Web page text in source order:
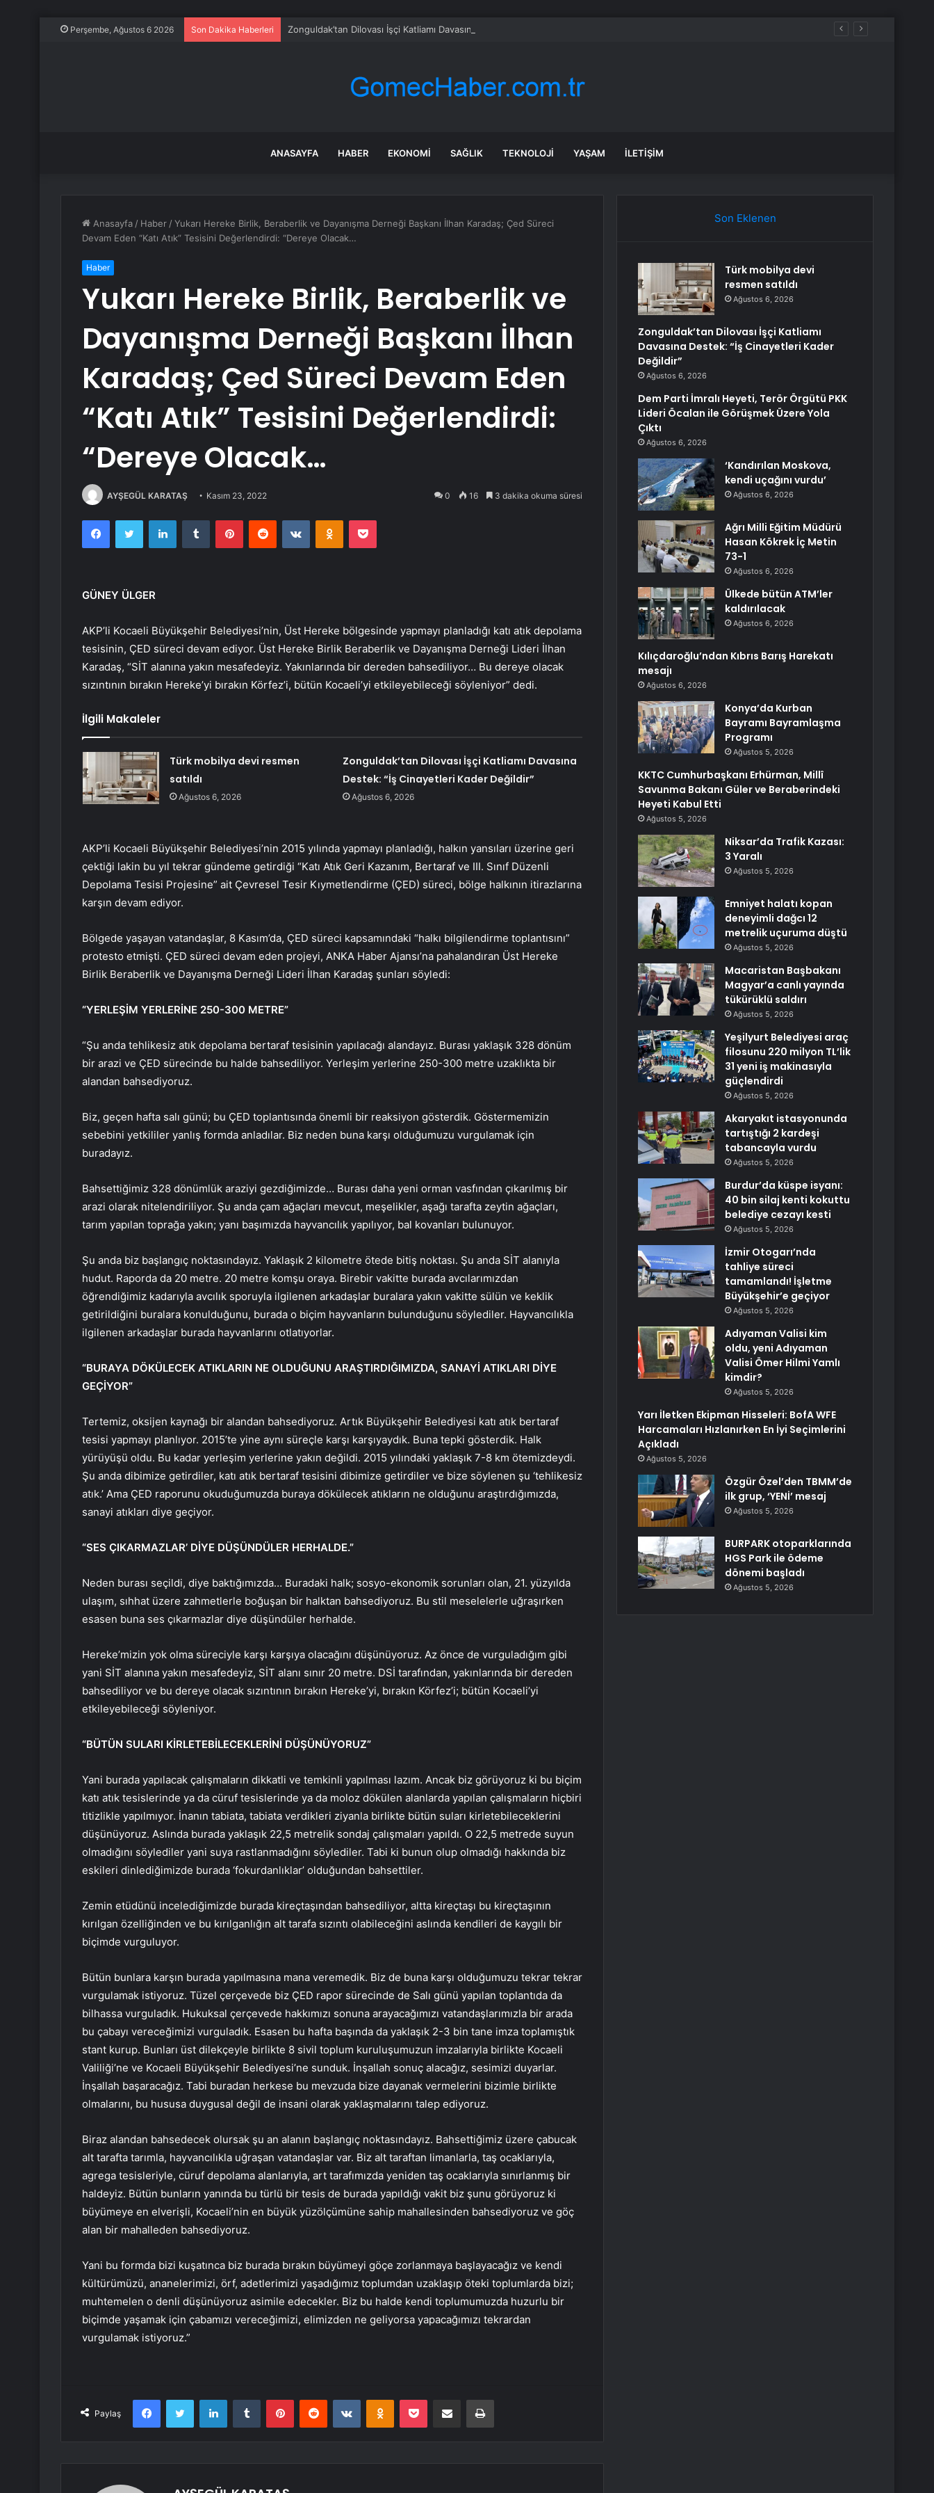
Perşembe, Ağustos 6 2026 Son Dakika Haberleri Zonguldak’tan Dilovası İşçi Katliamı Davasına Destek: “İş Cinayetleri Kader Değildir”
ANASAYFA HABER EKONOMI SAĞLIK TEKNOLOJI YAŞAM İLETIŞIM
Anasayfa / Haber /Yukarı Hereke Birlik, Beraberlik ve Dayanışma Derneği Başkanı İlhan Karadaş; Çed Süreci
Devam Eden “Katı Atık” Tesisini Değerlendirdi: “Dereye Olacak…
Haber
Yukarı Hereke Birlik, Beraberlik ve
Dayanışma Derneği Başkanı İlhan
Karadaş; Çed Süreci Devam Eden
“Katı Atık” Tesisini Değerlendirdi:
“Dereye Olacak…
AYŞEGÜL KARATAŞ Kasım 23, 2022 0 16 3 dakika okuma süresi
FacebookTwitter LinkedInTumblr PinterestReddit VKontakteOdnoklassniki
Pocket
GÜNEY ÜLGER
AKP’li Kocaeli Büyükşehir Belediyesi’nin, Üst Hereke bölgesinde yapmayı planladığı katı atık depolama
tesisinin, ÇED süreci devam ediyor. Üst Hereke Birlik Beraberlik ve Dayanışma Derneği Lideri İlhan
Karadaş, “SİT alanına yakın mesafedeyiz. Yakınlarında bir dereden bahsediliyor… Bu dereye olacak
sızıntının bırakın Hereke’yi bırakın Körfez’i, bütün Kocaeli’yi etkileyebileceği söyleniyor” dedi.
İlgili Makaleler
Türk mobilya devi resmen
satıldı
Ağustos 6, 2026
Zonguldak’tan Dilovası İşçi Katliamı Davasına
Destek: “İş Cinayetleri Kader Değildir”
Ağustos 6, 2026
AKP’li Kocaeli Büyükşehir Belediyesi’nin 2015 yılında yapmayı planladığı, halkın yansıları üzerine geri
çektiği lakin bu yıl tekrar gündeme getirdiği “Katı Atık Geri Kazanım, Bertaraf ve III. Sınıf Düzenli
Depolama Tesisi Projesine” ait Çevresel Tesir Kıymetlendirme (ÇED) süreci, bölge halkının itirazlarına
karşın devam ediyor.
Bölgede yaşayan vatandaşlar, 8 Kasım’da, ÇED süreci kapsamındaki “halkı bilgilendirme toplantısını”
protesto etmişti. ÇED süreci devam eden projeyi, ANKA Haber Ajansı’na pahalandıran Üst Hereke
Birlik Beraberlik ve Dayanışma Derneği Lideri İlhan Karadaş şunları söyledi:
“YERLEŞİM YERLERİNE 250-300 METRE”
“Şu anda tehlikesiz atık depolama bertaraf tesisinin yapılacağı alandayız. Burası yaklaşık 328 dönüm
bir arazi ve ÇED sürecinde bu halde bahsediliyor. Yerleşim yerlerine 250-300 metre uzaklıkta bir
alandan bahsediyoruz.
Biz, geçen hafta salı günü; bu ÇED toplantısında önemli bir reaksiyon gösterdik. Göstermemizin
sebebini yetkililer yanlış formda anladılar. Biz neden buna karşı olduğumuzu vurgulamak için
buradayız.
Bahsettiğimiz 328 dönümlük araziyi gezdiğimizde… Burası daha yeni orman vasfından çıkarılmış bir
arazi olarak nitelendiriliyor. Şu anda çam ağaçları mevcut, meşelikler, aşağı tarafta zeytin ağaçları,
tarım yapılan toprağa yakın; yanı başımızda hayvancılık yapılıyor, bal kovanları bulunuyor.
Şu anda biz başlangıç noktasındayız. Yaklaşık 2 kilometre ötede bitiş noktası. Şu anda SİT alanıyla
hudut. Raporda da 20 metre. 20 metre komşu oraya. Birebir vakitte burada avcılarımızdan
öğrendiğimiz kadarıyla avcılık sporuyla ilgilenen arkadaşlar buralara yakın vakitte sülün ve keklik
getirildiğini buralara konulduğunu, burada o biçim hayvanların bulunduğunu söylediler. Hayvancılıkla
ilgilenen arkadaşlar burada hayvanlarını otlatıyorlar.
“BURAYA DÖKÜLECEK ATIKLARIN NE OLDUĞUNU ARAŞTIRDIĞIMIZDA, SANAYİ ATIKLARI DİYE
GEÇİYOR”
Tertemiz, oksijen kaynağı bir alandan bahsediyoruz. Artık Büyükşehir Belediyesi katı atık bertaraf
tesisi yapmayı planlıyor. 2015’te yine aynı süreçle karşı karşıyaydık. Buna tepki gösterdik. Halk
yürüyüşü oldu. Bu kadar yerleşim yerlerine yakın değildi. 2015 yılındaki yaklaşık 7-8 km ötemizdeydi.
Şu anda dibimize getirdiler, katı atık bertaraf tesisini dibimize getirdiler ve bize söylenen şu ‘tehlikesiz
atık.’ Ama ÇED raporunu okuduğumuzda buraya dökülecek atıkların ne olduğunu araştırdığımızda,
sanayi atıkları diye geçiyor.
“SES ÇIKARMAZLAR’ DİYE DÜŞÜNDÜLER HERHALDE.”
Neden burası seçildi, diye baktığımızda… Buradaki halk; sosyo-ekonomik sorunları olan, 21. yüzyılda
ulaşım, sıhhat üzere zahmetlerle boğuşan bir halktan bahsediyoruz. Bu stil meselelerle uğraşırken
esasen buna ses çıkarmazlar diye düşündüler herhalde.
Hereke’mizin yok olma süreciyle karşı karşıya olacağını düşünüyoruz. Az önce de vurguladığım gibi
yani SİT alanına yakın mesafedeyiz, SİT alanı sınır 20 metre. DSİ tarafından, yakınlarında bir dereden
bahsediliyor ve bu dereye olacak sızıntının bırakın Hereke’yi, bırakın Körfez’i; bütün Kocaeli’yi
etkileyebileceği söyleniyor.
“BÜTÜN SULARI KİRLETEBİLECEKLERİNİ DÜŞÜNÜYORUZ”
Yani burada yapılacak çalışmaların dikkatli ve temkinli yapılması lazım. Ancak biz görüyoruz ki bu biçim
katı atık tesislerinde ya da cüruf tesislerinde ya da moloz dökülen alanlarda yapılan çalışmaların hiçbiri
titizlikle yapılmıyor. İnanın tabiata, tabiata verdikleri ziyanla birlikte bütün suları kirletebileceklerini
düşünüyoruz. Aslında burada yaklaşık 22,5 metrelik sondaj çalışmaları yapıldı. O 22,5 metrede suyun
olmadığını söylediler yani suya rastlanmadığını söylediler. Tabi ki bunun olup olmadığı hakkında biz
eskileri dinlediğimizde burada ‘fokurdanlıklar’ olduğundan bahsettiler.
Zemin etüdünü incelediğimizde burada kireçtaşından bahsediliyor, altta kireçtaşı bu kireçtaşının
kırılgan özelliğinden ve bu kırılganlığın alt tarafa sızıntı olabileceğini aslında kendileri de kaygılı bir
biçimde vurguluyor.
Bütün bunlara karşın burada yapılmasına mana veremedik. Biz de buna karşı olduğumuzu tekrar tekrar
vurgulamak istiyoruz. Tüzel çerçevede biz ÇED rapor sürecinde de Salı günü yapılan toplantıda da
bilhassa vurguladık. Hukuksal çerçevede hakkımızı sonuna arayacağımızı vatandaşlarımızla bir arada
bu çabayı vereceğimizi vurguladık. Esasen bu hafta başında da yaklaşık 2-3 bin tane imza toplamıştık
stant kurup. Bunları üst dilekçeyle birlikte 8 sivil toplum kuruluşumuzun imzalarıyla birlikte Kocaeli
Valiliği’ne ve Kocaeli Büyükşehir Belediyesi’ne sunduk. İnşallah sonuç alacağız, sesimizi duyarlar.
İnşallah başaracağız. Tabi buradan herkese bu mevzuda bize dayanak vermelerini bizimle birlikte
olmalarını, bu hususa duygusal değil de insani olarak yaklaşmalarını talep ediyoruz.
Biraz alandan bahsedecek olursak şu an alanın başlangıç noktasındayız. Bahsettiğimiz üzere çabucak
alt tarafta tarımla, hayvancılıkla uğraşan vatandaşlar var. Biz alt taraftan limanlarla, taş ocaklarıyla,
agrega tesisleriyle, cüruf depolama alanlarıyla, art tarafımızda yeniden taş ocaklarıyla sınırlanmış bir
haldeyiz. Bütün bunların yanında bu türlü bir tesis de burada yapıldığı vakit biz şunu görüyoruz ki
büyümeye en elverişli, Kocaeli’nin en büyük yüzölçümüne sahip mahallesinden bahsediyoruz ve göç
alan bir mahalleden bahsediyoruz.
Yani bu formda bizi kuşatınca biz burada bırakın büyümeyi göçe zorlanmaya başlayacağız ve kendi
kültürümüzü, ananelerimizi, örf, adetlerimizi yaşadığımız toplumdan uzaklaşıp öteki toplumlarda bizi;
muhtemelen o denli düşünüyoruz asimile edecekler. Biz bu halde kendi toplumumuzda huzurlu bir
biçimde yaşamak için çabamızı vereceğimizi, elimizden ne geliyorsa yapacağımızı tekrardan
vurgulamak istiyoruz.”
Paylaş
FacebookTwitter LinkedInTumblr PinterestReddit VKontakteOdnoklassniki
Pocket E-Posta ile paylaş Yazdır
Son Eklenen
Türk mobilya devi
resmen satıldı
Ağustos 6, 2026
Zonguldak’tan Dilovası İşçi Katliamı
Davasına Destek: “İş Cinayetleri Kader
Değildir”
Ağustos 6, 2026
Dem Parti İmralı Heyeti, Terör Örgütü PKK
Lideri Öcalan ile Görüşmek Üzere Yola
Çıktı
Ağustos 6, 2026
‘Kandırılan Moskova,
kendi uçağını vurdu’
Ağustos 6, 2026
Ağrı Milli Eğitim Müdürü
Hasan Kökrek İç Metin
73-1
Ağustos 6, 2026
Ülkede bütün ATM’ler
kaldırılacak
Ağustos 6, 2026
Kılıçdaroğlu’ndan Kıbrıs Barış Harekatı
mesajı
Ağustos 6, 2026
Konya’da Kurban
Bayramı Bayramlaşma
Programı
Ağustos 5, 2026
KKTC Cumhurbaşkanı Erhürman, Millî
Savunma Bakanı Güler ve Beraberindeki
Heyeti Kabul Etti
Ağustos 5, 2026
Niksar’da Trafik Kazası:
3 Yaralı
Ağustos 5, 2026
Emniyet halatı kopan
deneyimli dağcı 12
metrelik uçuruma düştü
Ağustos 5, 2026
Macaristan Başbakanı
Magyar’a canlı yayında
tükürüklü saldırı
Ağustos 5, 2026
Yeşilyurt Belediyesi araç
filosunu 220 milyon TL’lik
31 yeni iş makinasıyla
güçlendirdi
Ağustos 5, 2026
Akaryakıt istasyonunda
tartıştığı 2 kardeşi
tabancayla vurdu
Ağustos 5, 2026
Burdur’da küspe isyanı:
40 bin silaj kenti kokuttu
belediye cezayı kesti
Ağustos 5, 2026
İzmir Otogarı’nda
tahliye süreci
tamamlandı! İşletme
Büyükşehir’e geçiyor
Ağustos 5, 2026
Adıyaman Valisi kim
oldu, yeni Adıyaman
Valisi Ömer Hilmi Yamlı
kimdir?
Ağustos 5, 2026
Yarı İletken Ekipman Hisseleri: BofA WFE
Harcamaları Hızlanırken En İyi Seçimlerini
Açıkladı
Ağustos 5, 2026
Özgür Özel’den TBMM’de
ilk grup, ‘YENİ’ mesaj
Ağustos 5, 2026
BURPARK otoparklarında
HGS Park ile ödeme
dönemi başladı
Ağustos 5, 2026